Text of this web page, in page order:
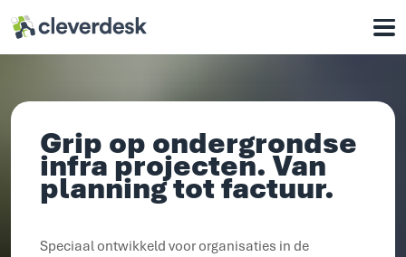
Cleverdesk ERP Software voor mens en materieel
Waarom Cleverdesk
Klantcases
Grip op ondergrondse
infra projecten. Van
planning tot factuur.
Speciaal ontwikkeld voor organisaties in de